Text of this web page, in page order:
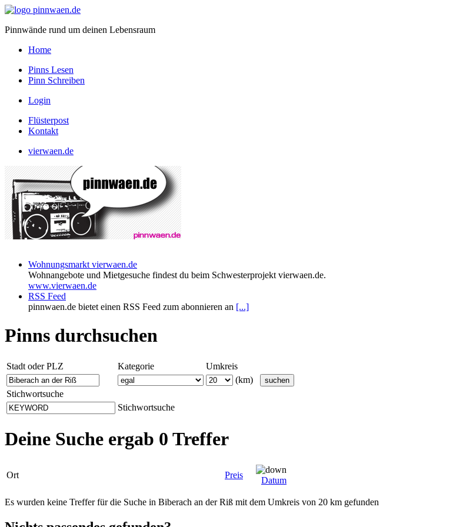
Pinnwände rund um deinen Lebensraum
Home
Pinns Lesen
Pinn Schreiben
Login
Flüsterpost
Kontakt
vierwaen.de
Wohnungsmarkt vierwaen.de
Wohnangebote und Mietgesuche findest du beim Schwesterprojekt vierwaen.de.
www.vierwaen.de
RSS Feed
pinnwaen.de bietet einen RSS Feed zum abonnieren an [...]
Pinns durchsuchen
Stadt oder PLZ Kategorie
Umkreis
(km)
Stichwortsuche
Stichwortsuche
Deine Suche ergab 0 Treffer
Ort Preis
Datum
Es wurden keine Treffer für die Suche in Biberach an der Riß mit dem Umkreis von 20 km gefunden